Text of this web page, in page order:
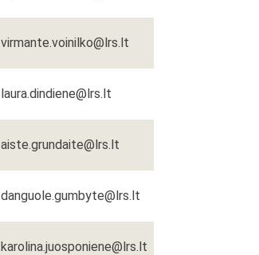
virmante.voinilko@lrs.lt
laura.dindiene@lrs.lt
aiste.grundaite@lrs.lt
danguole.gumbyte@lrs.lt
karolina.juosponiene@lrs.lt